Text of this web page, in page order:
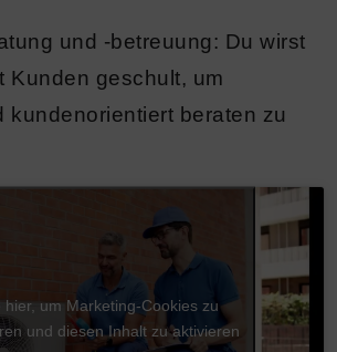
und -betreuung: Du wirst
Kunden geschult, um
kundenorientiert beraten zu
hier, um Marketing-Cookies zu
und diesen Inhalt zu aktivieren